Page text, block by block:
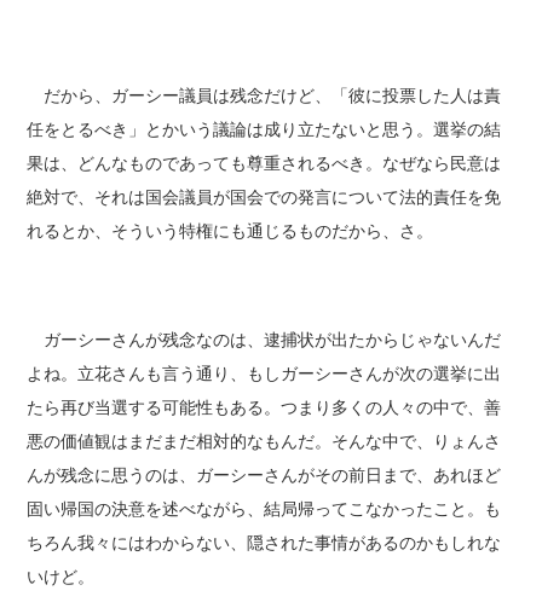
だから、ガーシー議員は残念だけど、「彼に投票した人は責
任をとるべき」とかいう議論は成り立たないと思う。選挙の結
果は、どんなものであっても尊重されるべき。なぜなら民意は
絶対で、それは国会議員が国会での発言について法的責任を免
れるとか、そういう特権にも通じるものだから、さ。
ガーシーさんが残念なのは、逮捕状が出たからじゃないんだ
よね。立花さんも言う通り、もしガーシーさんが次の選挙に出
たら再び当選する可能性もある。つまり多くの人々の中で、善
悪の価値観はまだまだ相対的なもんだ。そんな中で、りょんさ
んが残念に思うのは、ガーシーさんがその前日まで、あれほど
固い帰国の決意を述べながら、結局帰ってこなかったこと。も
ちろん我々にはわからない、隠された事情があるのかもしれな
いけど。